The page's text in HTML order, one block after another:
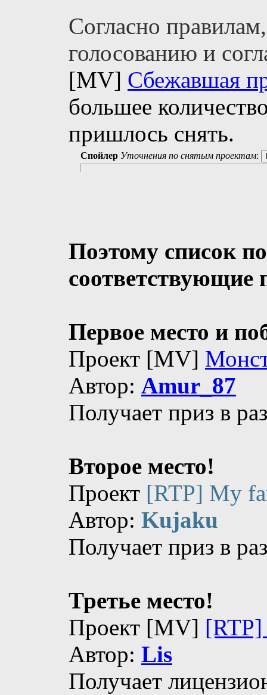
Согласно
голосованию и
[MV] Сбежавшая
большее
пришлось снять.
Спойлер Уточнения по снятым проектам:
Поэтому список
соответствующие
Первое место и
Проект [MV]
Автор: Amur_87
Получает приз в
Второе место!
Проект [RTP] My
Автор: Kujaku
Получает приз в
Третье место!
Проект [MV] [RTP]
Автор: Lis
Получает